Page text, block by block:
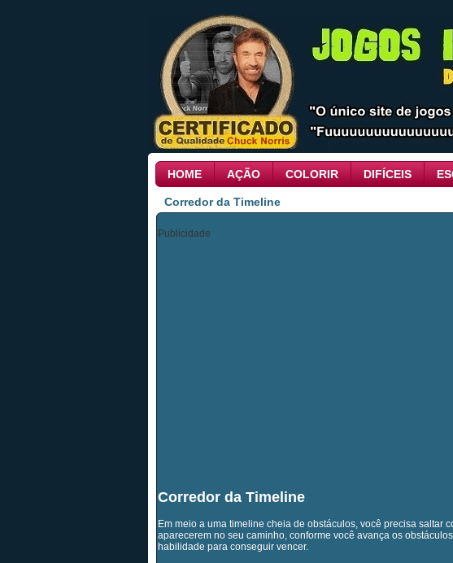
HOME AÇÃO COLORIR DIFÍCEIS
Corredor da Timeline
Publicidade
Corredor da Timeline
Em meio a uma timeline cheia de obstáculos, você precisa saltar
aparecerem no seu caminho, conforme você avança os
habilidade para conseguir vencer.